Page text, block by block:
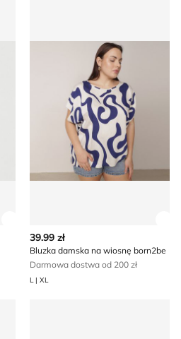
39.99 zł
Bluzka damska na wiosnę born2be
Darmowa dostwa od 200 zł
L | XL